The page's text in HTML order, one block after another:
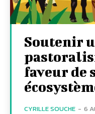
Soutenir
faveur de
CYRILLE SOUCHE - 6